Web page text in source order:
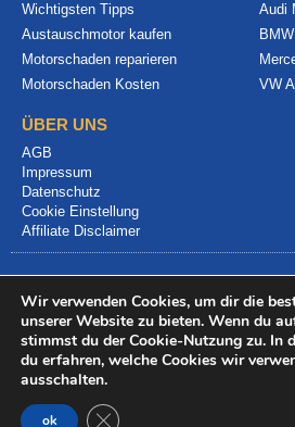
Wichtigsten Tipps
Austauschmotor kaufen
Motorschaden reparieren
Motorschaden Kosten
Audi
VW
ÜBER UNS
AGB
Impressum
Datenschutz
Cookie Einstellung
Affiliate Disclaimer
© 2024
Wir verwenden Cookies, um dir die
unserer Website zu bieten. Wenn du
stimmst du der Cookie-Nutzung zu. In
du erfahren, welche Cookies wir
ausschalten.
ok GDPR Cookie-Banner